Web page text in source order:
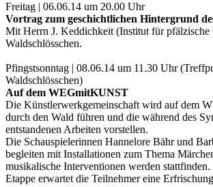
Freitag | 06.06.14 um 20.00 Uhr
Vortrag zum geschichtlichen Hintergrund
Mit Herrn J. Keddichkeit (Institut für pfälzische
Waldschlösschen.
Pfingstsonntag | 08.06.14 um 11.30 Uhr
Waldschlösschen)
Auf dem WEGmitKUNST
Die Künstlerwerkgemeinschaft wird auf dem
durch den Wald führen und die während des
entstandenen Arbeiten vorstellen.
Die Schauspielerinnen Hannelore Bähr und
begleiten mit Installationen zum Thema
musikalische Interventionen werden
Etappe erwartet die Teilnehmer eine